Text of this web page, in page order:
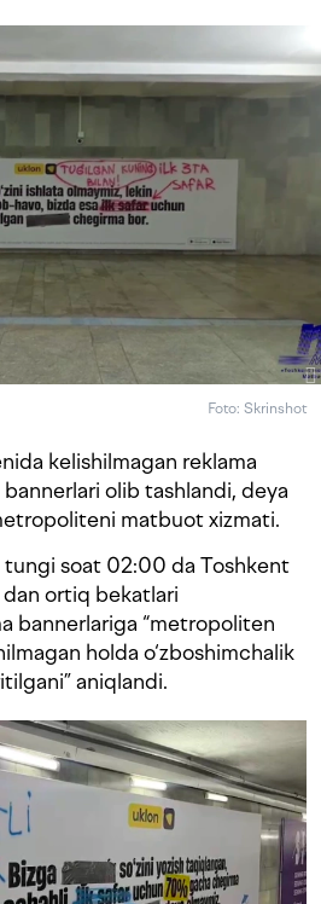
Foto: Skrinshot
kelishilmagan reklama
olib tashlandi, deya
matbuot xizmati.
tungi soat 02:00 da Toshkent
ortiq bekatlari
bannerlariga “metropoliten
holda o‘zboshimchalik
aniqlandi.